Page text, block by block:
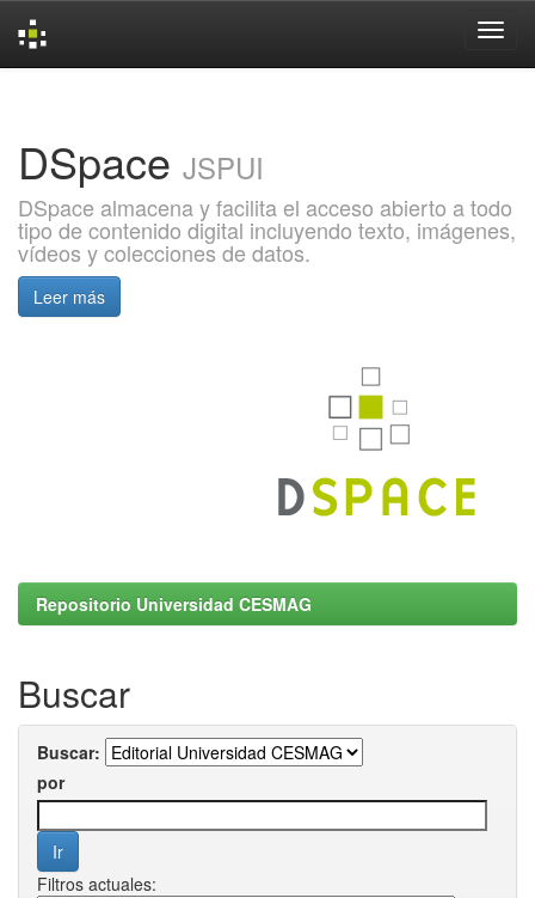
DSpace JSPUI
DSpace almacena y facilita el acceso abierto a todo
tipo de contenido digital incluyendo texto, imágenes,
vídeos y colecciones de datos.
Leer más
Repositorio Universidad CESMAG
Buscar
Buscar:
por
Filtros actuales: